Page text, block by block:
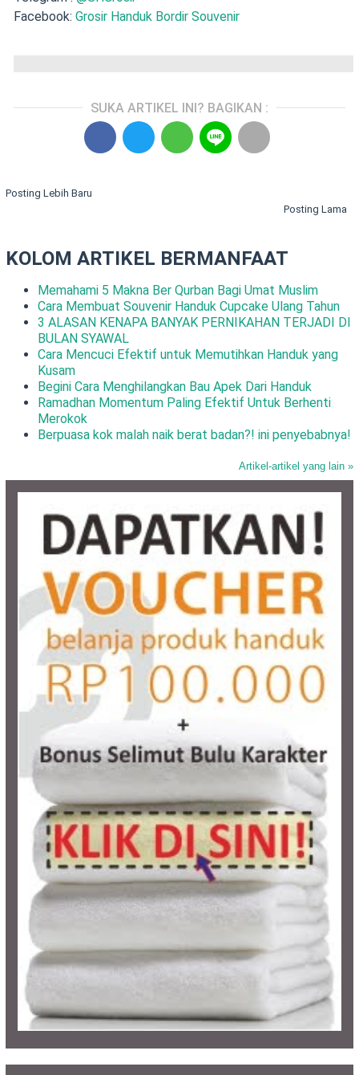
Facebook: Grosir Handuk Bordir Souvenir
SUKA ARTIKEL INI? BAGIKAN :
Posting Lebih Baru
Posting Lama
KOLOM ARTIKEL BERMANFAAT
Memahami 5 Makna Ber Qurban Bagi Umat Muslim
Cara Membuat Souvenir Handuk Cupcake Ulang Tahun
3 ALASAN KENAPA BANYAK PERNIKAHAN TERJADI DI
BULAN SYAWAL
Cara Mencuci Efektif untuk Memutihkan Handuk yang
Kusam
Begini Cara Menghilangkan Bau Apek Dari Handuk
Ramadhan Momentum Paling Efektif Untuk Berhenti
Merokok
Berpuasa kok malah naik berat badan?! ini penyebabnya!
Artikel-artikel yang lain »